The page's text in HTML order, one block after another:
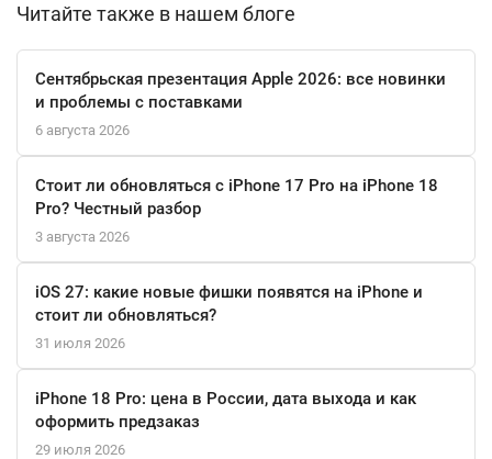
качеством отображения и мобильностью.
Читайте также в нашем блоге
Сентябрьская презентация Apple 2026: все новинки
и проблемы с поставками
6 августа 2026
Стоит ли обновляться с iPhone 17 Pro на iPhone 18
Pro? Честный разбор
3 августа 2026
iOS 27: какие новые фишки появятся на iPhone и
стоит ли обновляться?
31 июля 2026
iPhone 18 Pro: цена в России, дата выхода и как
оформить предзаказ
29 июля 2026